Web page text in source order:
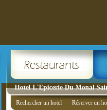
Hotel L'Epicerie Du Monal
Rechercher un hotel Réserver un